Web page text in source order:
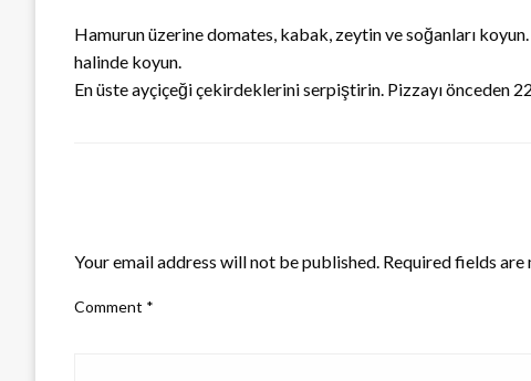
Hamurun üzerine domates, kabak, zeytin ve soğanları
halinde koyun.
En üste ayçiçeği çekirdeklerini serpiştirin. Pizzayı önceden
Your email address will not be published. Required fields are
Comment *